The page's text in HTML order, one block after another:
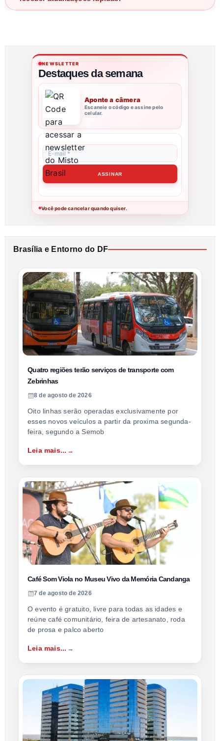
NEWSLETTER
Destaques da semana
Aponte a câmera
Escaneie o código e assine pelo
celular.
●Você pode cancelar quando quiser.
Brasília e Entorno do DF
Quatro regiões terão serviços de transporte com
Zebrinhas
8 de agosto de 2026
Oito linhas serão operadas exclusivamente por
esses novos veículos a partir da proxima segunda-
feira, segundo a Semob
Leia mais...
Café Som Viola no Museu Vivo da Memória Candanga
7 de agosto de 2026
O evento é gratuito, livre para todas as idades e
reúne café comunitário, feira de artesanato, roda
de prosa e palco aberto
Leia mais...